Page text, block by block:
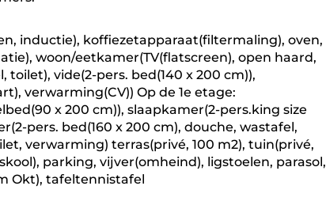
inductie), koffiezetapparaat(filtermaling), oven,
woon/eetkamer(TV(flatscreen), open haard,
vide(2-pers. bed(140 x 200 cm)),
verwarming(CV)) Op de 1e etage:
x 200 cm)), slaapkamer(2-pers.king size
pers. bed(160 x 200 cm), douche, wastafel,
verwarming) terras(privé, 100 m2), tuin(privé,
parking, vijver(omheind), ligstoelen, parasol,
Okt), tafeltennistafel